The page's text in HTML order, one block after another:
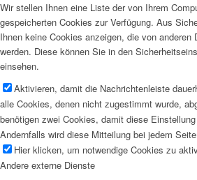
Wir stellen Ihnen eine Liste der von Ihrem
gespeicherten Cookies zur Verfügung. Aus
Ihnen keine Cookies anzeigen, die von anderen
werden. Diese können Sie in den
einsehen.
Aktivieren, damit die Nachrichtenleiste
alle Cookies, denen nicht zugestimmt wurde,
benötigen zwei Cookies, damit diese
Andernfalls wird diese Mitteilung bei jedem
Hier klicken, um notwendige Cookies zu
Andere externe Dienste